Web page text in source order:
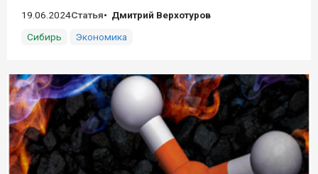
19.06.2024Статья
Дмитрий Верхотуров
Сибирь
Экономика